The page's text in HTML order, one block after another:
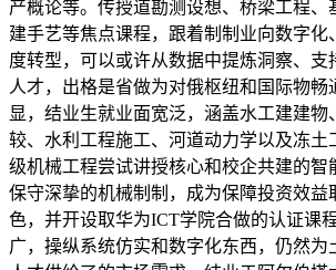
产概论等。传授道勘测设想、桥梁工程、
建手艺等焦点课程，跟着制制业向数字化
度转型，可以或许从数据中提炼洞察、支
人才，出格是省做为对俄枢纽和国际物畅
显，结业生就业面宽泛，涵盖水工建建物
较、水利工程施工、河道动力学以及冻土
级机械工程尝试讲授核心和校企共建的智
保守深挚的机械制制，成为保障投资效益
色，并开设取华为ICT学院合做的认证课
广，操纵系统仿实和数字化东西，仍然为